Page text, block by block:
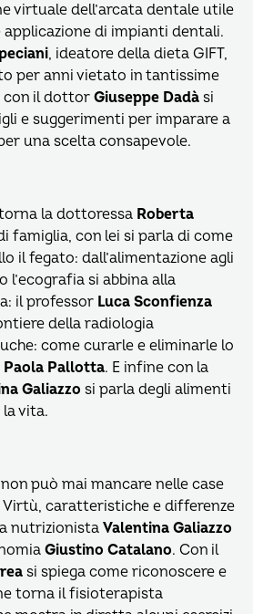
virtuale dell’arcata dentale utile
applicazione di impianti dentali.
, ideatore della dieta GIFT,
per anni vietato in tantissime
con il dottor Giuseppe Dadà si
e suggerimenti per imparare a
una scelta consapevole.
la dottoressa Roberta
famiglia, con lei si parla di come
il fegato: dall’alimentazione agli
l’ecografia si abbina alla
il professor Luca Sconfienza
della radiologia
come curarle e eliminarle lo
Paola Pallotta. E infine con la
Galiazzo si parla degli alimenti
vita.
può mai mancare nelle case
Virtù, caratteristiche e differenze
nutrizionista Valentina Galiazzo
Giustino Catalano. Con il
si spiega come riconoscere e
torna il fisioterapista